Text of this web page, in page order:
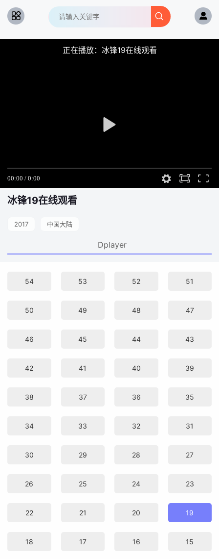
正在播放：冰锋19在线观看
冰锋19在线观看
2017 中国大陆
Dplayer
54 53 52 51
50 49 48 47
46 45 44 43
42 41 40 39
38 37 36 35
34 33 32 31
30 29 28 27
26 25 24 23
22 21 20 19
18 17 16 15